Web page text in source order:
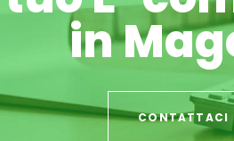
in
CONTATTACI